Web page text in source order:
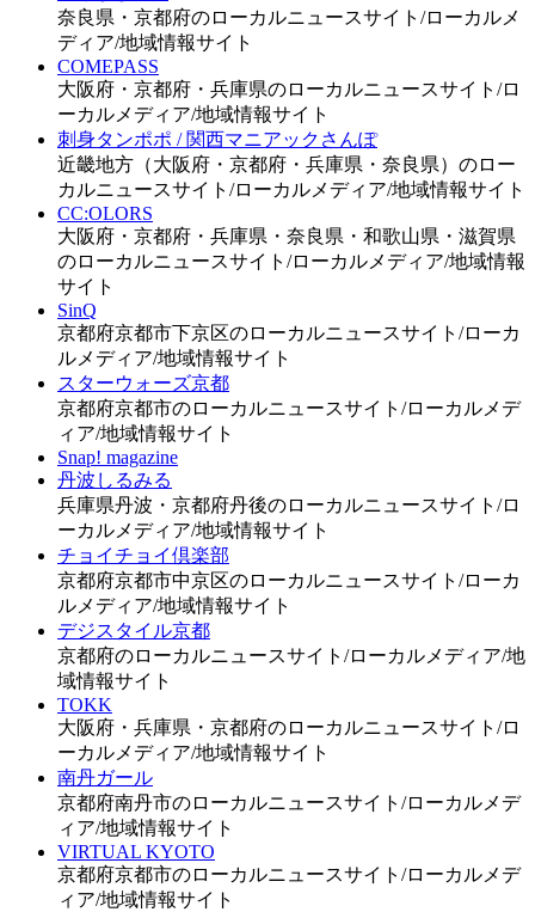
奈良県・京都府のローカルニュースサイト/ローカルメ
ディア/地域情報サイト
COMEPASS
大阪府・京都府・兵庫県のローカルニュースサイト/ロ
ーカルメディア/地域情報サイト
刺身タンポポ / 関西マニアックさんぽ
近畿地方（大阪府・京都府・兵庫県・奈良県）のロー
カルニュースサイト/ローカルメディア/地域情報サイト
CC:OLORS
大阪府・京都府・兵庫県・奈良県・和歌山県・滋賀県
のローカルニュースサイト/ローカルメディア/地域情報
サイト
SinQ
京都府京都市下京区のローカルニュースサイト/ローカ
ルメディア/地域情報サイト
スターウォーズ京都
京都府京都市のローカルニュースサイト/ローカルメデ
ィア/地域情報サイト
Snap! magazine
丹波しるみる
兵庫県丹波・京都府丹後のローカルニュースサイト/ロ
ーカルメディア/地域情報サイト
チョイチョイ倶楽部
京都府京都市中京区のローカルニュースサイト/ローカ
ルメディア/地域情報サイト
デジスタイル京都
京都府のローカルニュースサイト/ローカルメディア/地
域情報サイト
TOKK
大阪府・兵庫県・京都府のローカルニュースサイト/ロ
ーカルメディア/地域情報サイト
南丹ガール
京都府南丹市のローカルニュースサイト/ローカルメデ
ィア/地域情報サイト
VIRTUAL KYOTO
京都府京都市のローカルニュースサイト/ローカルメデ
ィア/地域情報サイト